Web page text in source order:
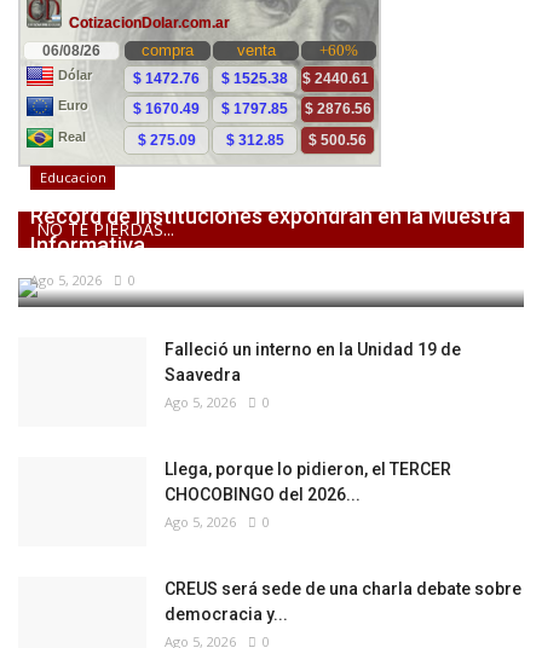
NO TE PIERDAS...
Educacion
Récord de instituciones expondrán en la Muestra
Informativa...
Ago 5, 2026 0
Falleció un interno en la Unidad 19 de
Saavedra
Ago 5, 2026 0
Llega, porque lo pidieron, el TERCER
CHOCOBINGO del 2026...
Ago 5, 2026 0
CREUS será sede de una charla debate sobre
democracia y...
Ago 5, 2026 0